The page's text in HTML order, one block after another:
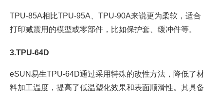
TPU-85A相比TPU-95A、TPU-90A来说更为柔软，适合
打印减震用的模型或零部件，比如保护套、缓冲件等。
3.TPU-64D
eSUN易生TPU-64D通过采用特殊的改性方法，降低了材
料加工温度，提高了低温塑化效果和表面顺滑性。其具备